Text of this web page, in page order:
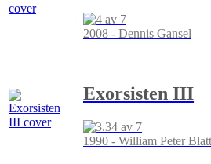
2008 - Dennis Gansel
Exorsisten III
1990 - William Peter